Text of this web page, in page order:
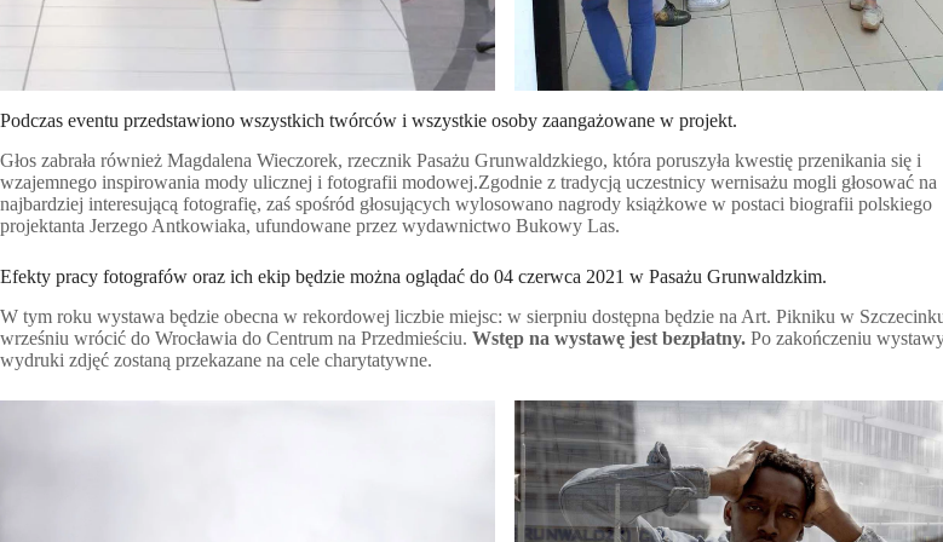
Podczas eventu przedstawiono wszystkich twórców i wszystkie osoby zaangażowane w projekt.
Głos zabrała również Magdalena Wieczorek, rzecznik Pasażu Grunwaldzkiego, która poruszyła kwestię przenikania się i
wzajemnego inspirowania mody ulicznej i fotografii modowej.Zgodnie z tradycją uczestnicy wernisażu mogli głosować na
najbardziej interesującą fotografię, zaś spośród głosujących wylosowano nagrody książkowe w postaci biografii polskiego
projektanta Jerzego Antkowiaka, ufundowane przez wydawnictwo Bukowy Las.
Efekty pracy fotografów oraz ich ekip będzie można oglądać do 04 czerwca 2021 w Pasażu Grunwaldzkim.
W tym roku wystawa będzie obecna w rekordowej liczbie miejsc: w sierpniu dostępna będzie na Art. Pikniku w
wrześniu wrócić do Wrocławia do Centrum na Przedmieściu. Wstęp na wystawę jest bezpłatny. Po zakończeniu
wydruki zdjęć zostaną przekazane na cele charytatywne.